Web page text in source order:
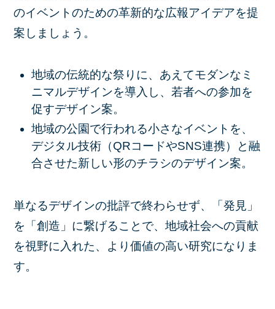
のイベントのための革新的な広報アイデアを提
案しましょう。
地域の伝統的な祭りに、あえてモダンなミ
ニマルデザインを導入し、若者への参加を
促すデザイン案。
地域の公園で行われる小さなイベントを、
デジタル技術（QRコードやSNS連携）と融
合させた新しい形のチラシのデザイン案。
単なるデザインの批評で終わらせず、「発見」
を「創造」に繋げることで、地域社会への貢献
を視野に入れた、より価値の高い研究になりま
す。